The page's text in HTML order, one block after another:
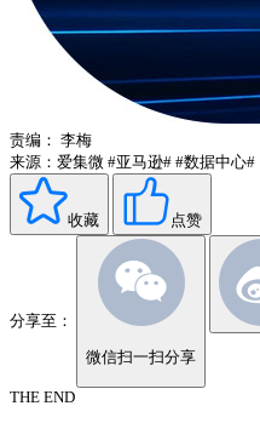
责编： 李梅
来源：爱集微 #亚马逊# #数据中心#
收藏 点赞
分享至：
微信扫一扫分享
THE END